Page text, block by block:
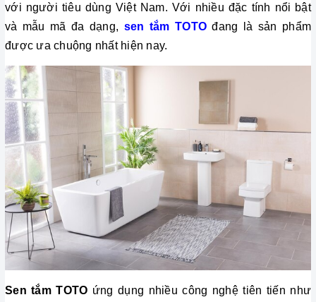
với người tiêu dùng Việt Nam. Với nhiều đặc tính nổi bật
và mẫu mã đa dạng, sen tắm TOTO đang là sản phẩm
được ưa chuộng nhất hiện nay.
Sen tắm TOTO ứng dụng nhiều công nghệ tiên tiến như